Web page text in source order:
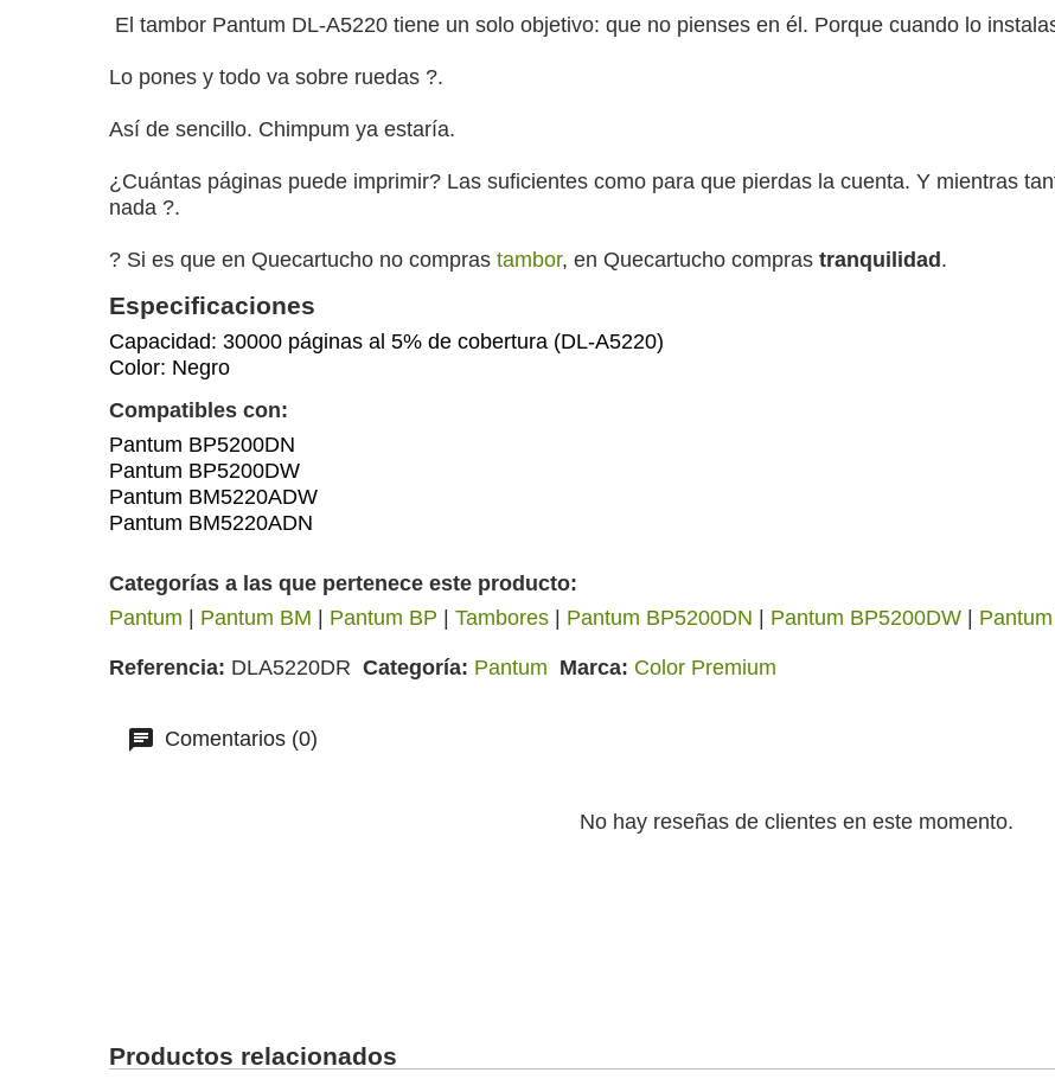
El tambor Pantum DL-A5220 tiene un solo objetivo: que no pienses en él. Porque cuando lo
Lo pones y todo va sobre ruedas ?️.
Así de sencillo. Chimpum ya estaría.
¿Cuántas páginas puede imprimir? Las suficientes como para que pierdas la cuenta. Y mientras
nada ?.
? Si es que en Quecartucho no compras tambor, en Quecartucho compras tranquilidad .
Especificaciones
Capacidad: 30000 páginas al 5% de cobertura (DL-A5220)
Color: Negro
Compatibles con:
Pantum BP5200DN
Pantum BP5200DW
Pantum BM5220ADW
Pantum BM5220ADN
Categorías a las que pertenece este producto:
Pantum
Pantum BM Pantum BP Tambores Pantum BP5200DN Pantum BP5200DW
Referencia DLA5220DR Categoría Pantum Marca Color Premium
Comentarios (0)
No hay reseñas de clientes en este momento.
Productos relacionados